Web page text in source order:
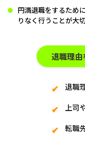
円満退職をするため
りなく行うことが大
退職理
退職
上司
転職